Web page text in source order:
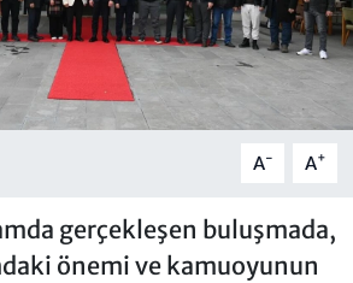
A- A+
gerçekleşen buluşmada,
önemi ve kamuoyunun